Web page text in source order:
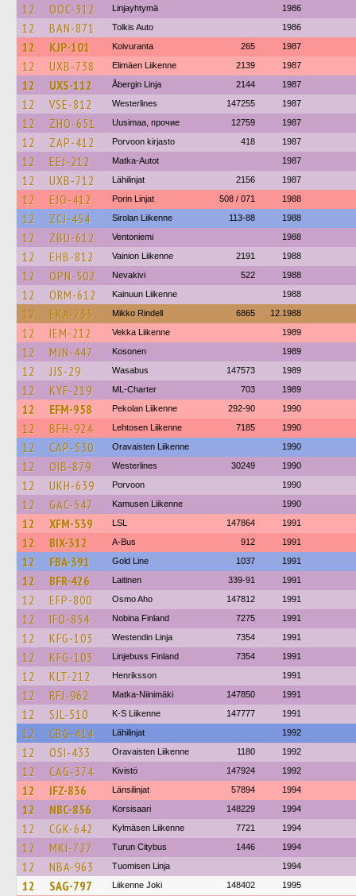
12 OOC-312 Linjayhtymä 1986
12 BAN-871 Tolkis Auto 1986
12 KJP-101 Koivuranta 265 1987
12 UXB-738 Elimäen Liikenne 2139 1987
12 UXS-112 Åbergin Linja 2144 1987
12 VSE-812 Westerlines 147255 1987
12 ZHO-651 Uusimaa, прочие 12759 1987
12 ZAP-412 Porvoon kirjasto 418 1987
12 EEJ-212 Matka-Autot 1987
12 UXB-712 Lähilinjat 2156 1987
12 EJO-412 Porin Linjat 508 / 071 1988
12 ZCJ-454 Sirolan Liikenne 113-88 1988
12 ZBU-612 Ventoniemi 1988
12 EHB-812 Vainion Liikenne 2191 1988
12 OPN-502 Nevakivi 522 1988
12 ORM-612 Kainuun Liikenne 1988
12 EKA-735 Mikko Rindell 6865 12.1988
12 IEM-212 Vekka Liikenne 1989
12 MJN-447 Kosonen 1989
12 JJS-29 Wasabus 147573 1989
12 KYF-219 ML-Charter 703 1989
12 EFM-958 Pekolan Liikenne 292-90 1990
12 BFH-924 Lehtosen Liikenne 7185 1990
12 CAP-530 Oravaisten Liikenne 1990
12 OIB-879 Westerlines 30249 1990
12 UKH-639 Porvoon 1990
12 GAC-547 Kamusen Liikenne 1990
12 XFM-539 LSL 147864 1991
12 BIX-312 A-Bus 912 1991
12 FBA-391 Gold Line 1037 1991
12 BFR-426 Laitinen 339-91 1991
12 EFP-800 Osmo Aho 147812 1991
12 IFO-854 Nobina Finland 7275 1991
12 KFG-103 Westendin Linja 7354 1991
12 KFG-103 Linjebuss Finland 7354 1991
12 KLT-212 Henriksson 1991
12 RFJ-962 Matka-Niinimäki 147850 1991
12 SJL-510 K-S Liikenne 147777 1991
12 CBG-414 Lähilinjat 1992
12 OSI-433 Oravaisten Liikenne 1180 1992
12 CAG-374 Kivistö 147924 1992
12 IFZ-836 Länsilinjat 57894 1994
12 NBC-856 Korsisaari 148229 1994
12 CGK-642 Kylmäsen Liikenne 7721 1994
12 MKI-727 Turun Citybus 1446 1994
12 NBA-963 Tuomisen Linja 1994
12 SAG-797 Liikenne Joki 148402 1995